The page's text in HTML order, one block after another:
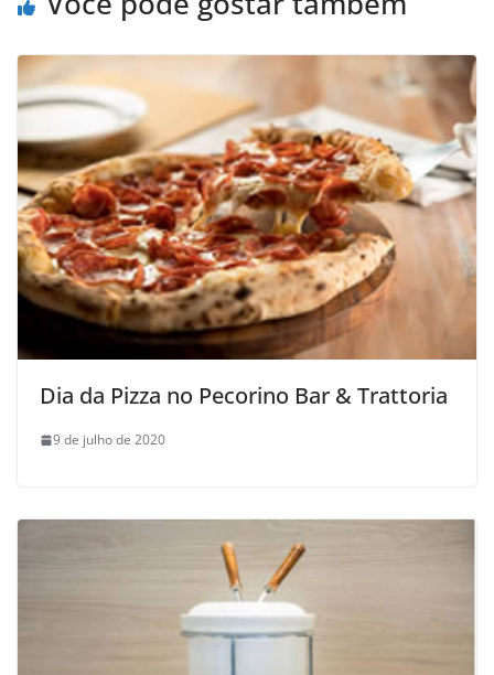
Dia da Pizza no Pecorino Bar & Trattoria
9 de julho de 2020